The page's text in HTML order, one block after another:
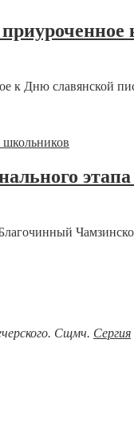
к Дню славянской
Сщмч. Сергия